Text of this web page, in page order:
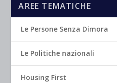
AREE TEMATICHE
Le Persone Senza Dimora
Le Politiche nazionali
Housing First